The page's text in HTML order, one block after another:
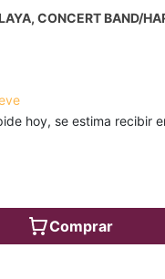
CONCERT BAND/
hoy, se estima recibir
Comprar